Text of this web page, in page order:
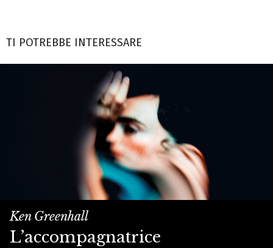
TI POTREBBE INTERESSARE
Ken Greenhall
L’accompagnatrice